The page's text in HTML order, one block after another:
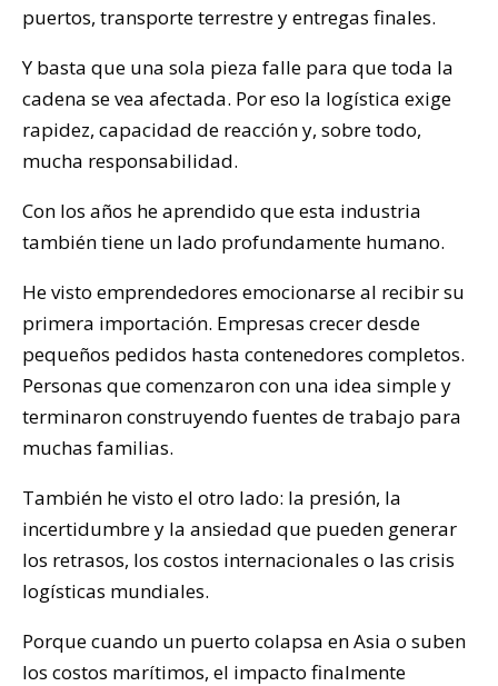
puertos, transporte terrestre y entregas finales.
Y basta que una sola pieza falle para que toda la
cadena se vea afectada. Por eso la logística exige
rapidez, capacidad de reacción y, sobre todo,
mucha responsabilidad.
Con los años he aprendido que esta industria
también tiene un lado profundamente humano.
He visto emprendedores emocionarse al recibir su
primera importación. Empresas crecer desde
pequeños pedidos hasta contenedores completos.
Personas que comenzaron con una idea simple y
terminaron construyendo fuentes de trabajo para
muchas familias.
También he visto el otro lado: la presión, la
incertidumbre y la ansiedad que pueden generar
los retrasos, los costos internacionales o las crisis
logísticas mundiales.
Porque cuando un puerto colapsa en Asia o suben
los costos marítimos, el impacto finalmente